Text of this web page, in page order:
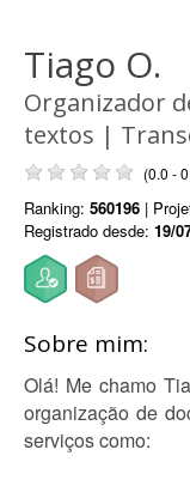
Tiago O.
Organizador
textos |
(0.0 -
Ranking: 560196 |
Registrado desde: 19/
Sobre mim:
Olá! Me chamo
organização de
serviços como: